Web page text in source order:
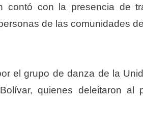
contó con la presencia de
de las comunidades
el grupo de danza de la
quienes deleitaron al